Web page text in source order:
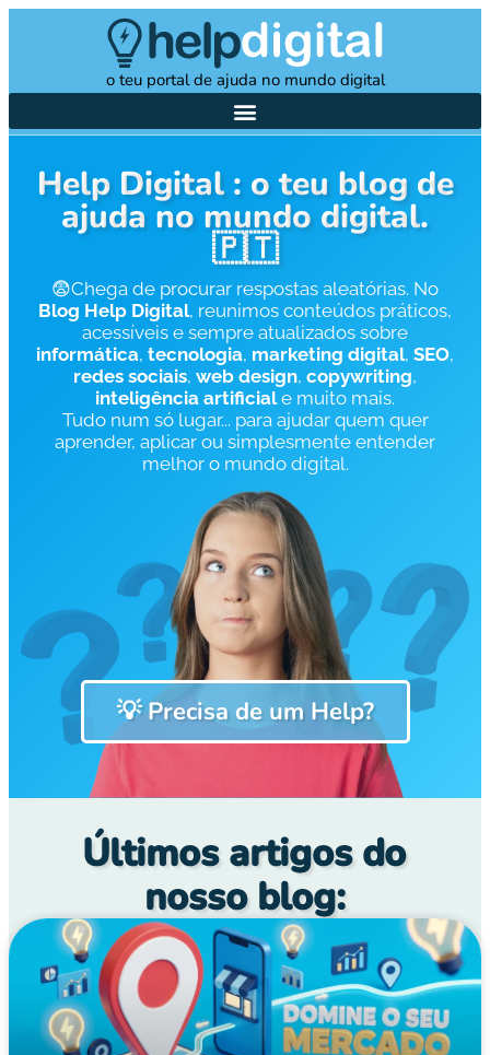
o teu portal de ajuda no mundo digital
Help Digital : o teu blog de
ajuda no mundo digital.
🇵🇹
😨Chega de procurar respostas aleatórias. No
Blog Help Digital, reunimos conteúdos práticos,
acessíveis e sempre atualizados sobre
informática, tecnologia, marketing digital, SEO,
redes sociais, web design, copywriting,
inteligência artificiale muito mais.
Tudo num só lugar... para ajudar quem quer
aprender, aplicar ou simplesmente entender
melhor o mundo digital.
💡 Precisa de um Help?
Últimos artigos do
nosso blog: